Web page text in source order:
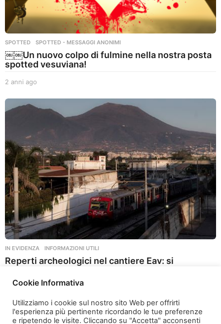
SPOTTED ,SPOTTED - MESSAGGI ANONIMI
￼￼Un nuovo colpo di fulmine nella nostra posta
spotted vesuviana!
2 anni ago
n
n
o
IN EVIDENZA ,INFORMAZIONI UTILI
Reperti archeologici nel cantiere Eav: si
2 anni ago2
n
n
Cookie Informativa
Utilizziamo i cookie sul nostro sito Web per offrirti
l'esperienza più pertinente ricordando le tue preferenze
e ripetendo le visite. Cliccando su "Accetta" acconsenti